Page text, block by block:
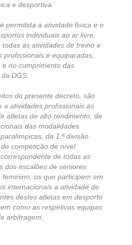
e desportiva
permitida a atividade física e o
individuais ao ar livre,
todas as atividades de treino e
profissionais e equiparadas,
e no cumprimento das
DGS.
do presente decreto, são
a atividades profissionais as
atletas de alto rendimento, de
das modalidades
da 1.ª divisão
competição de nível
de todas as
dos escalões de seniores
feminino, os que participem em
internacionais a atividade de
destes atletas em desporto
como as respetivas equipas
arbitragem.